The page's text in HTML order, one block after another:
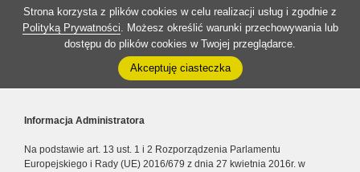
Strona korzysta z plików cookies w celu realizacji usług i zgodnie z
Polityką Prywatności. Możesz określić warunki przechowywania lub
dostępu do plików cookies w Twojej przeglądarce.
Akceptuję ciasteczka
Informacja Administratora
Na podstawie art. 13 ust. 1 i 2 Rozporządzenia Parlamentu
Europejskiego i Rady (UE) 2016/679 z dnia 27 kwietnia 2016r. w